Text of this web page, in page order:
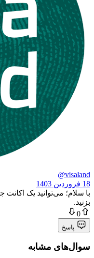
@visaland
18 فروردین 1403
با سلام؛ می‌توانید یک
بزنید.
0
پاسخ
سوال‌های مشابه